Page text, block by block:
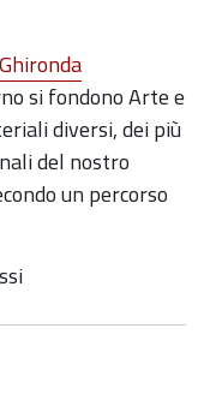
si fondono Arte e
diversi, dei più
del nostro
un percorso